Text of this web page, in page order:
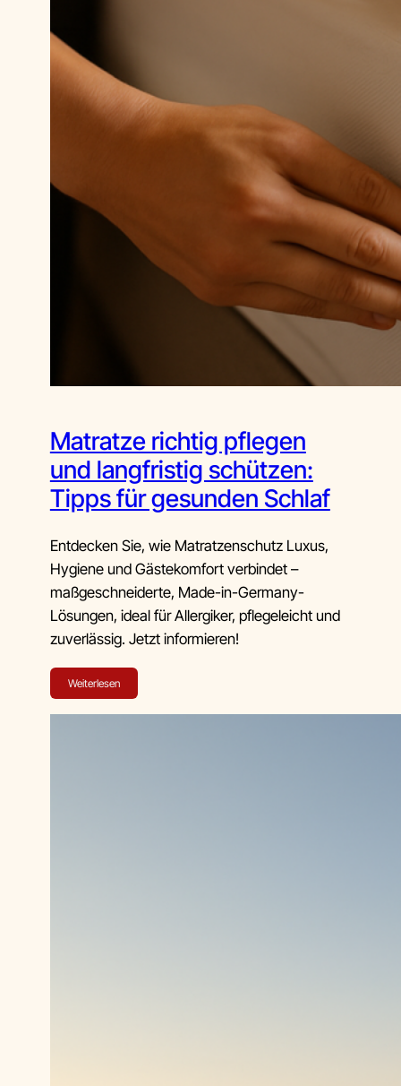
Matratze richtig pflegen
und langfristig schützen:
Tipps für gesunden Schlaf
Entdecken Sie, wie Matratzenschutz Luxus,
Hygiene und Gästekomfort verbindet –
maßgeschneiderte, Made-in-Germany-
Lösungen, ideal für Allergiker, pflegeleicht und
zuverlässig. Jetzt informieren!
Weiterlesen